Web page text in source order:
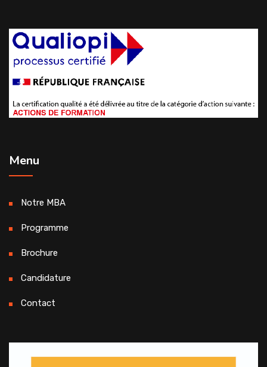
Menu
Notre MBA
Programme
Brochure
Candidature
Contact